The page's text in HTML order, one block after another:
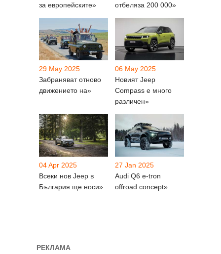
за европейските»
отбеляза 200 000»
29 May 2025
Забраняват отново
движението на»
06 May 2025
Новият Jeep
Compass е много
различен»
04 Apr 2025
Всеки нов Jeep в
България ще носи»
27 Jan 2025
Audi Q6 e-tron
offroad concept»
РЕКЛАМА